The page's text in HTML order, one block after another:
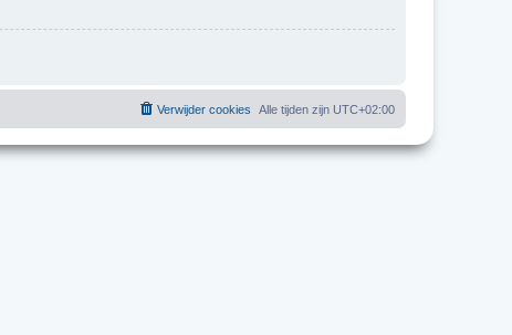
Alle tijden zijn UTC+02:00
Verwijder cookies